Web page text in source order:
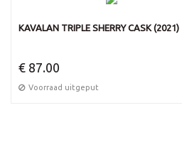
KAVALAN TRIPLE SHERRY CASK (2021)
€ 87.00
Voorraad uitgeput